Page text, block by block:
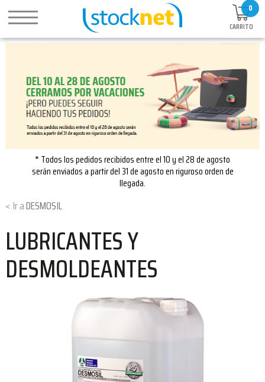
0
CARRITO
* Todos los pedidos recibidos entre el 10 y el 28 de agosto
serán enviados a partir del 31 de agosto en riguroso orden de
llegada.
DESMOSIL
LUBRICANTES Y
DESMOLDEANTES